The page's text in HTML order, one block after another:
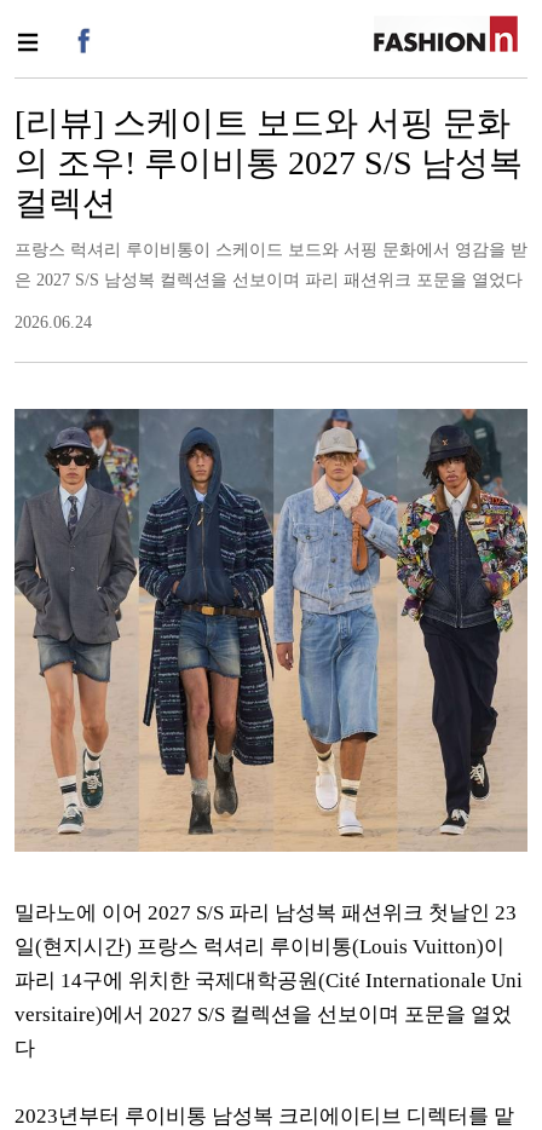
[리뷰] 스케이트 보드와 서핑 문화
의 조우! 루이비통 2027 S/S 남성복
컬렉션
프랑스 럭셔리 루이비통이 스케이드 보드와 서핑 문화에서 영감을 받
은 2027 S/S 남성복 컬렉션을 선보이며 파리 패션위크 포문을 열었다
2026.06.24
밀라노에 이어 2027 S/S 파리 남성복 패션위크 첫날인 23
일(현지시간) 프랑스 럭셔리 루이비통(Louis Vuitton)이
파리 14구에 위치한 국제대학공원(Cité Internationale Uni
versitaire)에서 2027 S/S 컬렉션을 선보이며 포문을 열었
다
2023년부터 루이비통 남성복 크리에이티브 디렉터를 맡